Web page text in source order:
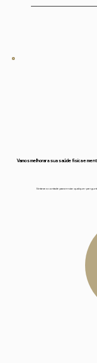
Em francês.
Vamos melhorar a sua saúde física e
Sinta-se a vontade para enviar qualquer